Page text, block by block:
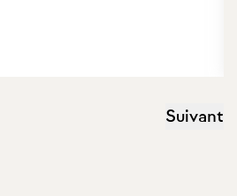
Suivant